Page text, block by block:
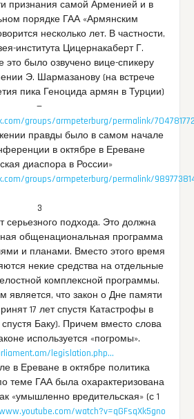
признания самой Арменией и в
порядке ГАА «Армянским
несколько лет. В частности,
института Цицернакаберт Г.
это было озвучено вице-спикеру
Э. Шармазанову (на встрече
пика Геноцида армян в Турции)
—
groups/armpeterburg/permalink/
правды было в самом начале
в октябре в Ереване
диаспора в России»
groups/armpeterburg/permalink/
3
серьезного подхода. Это должна
общенациональная программа
и планами. Вместо этого время
некие средства на отдельные
комплексной программы.
является, что закон о Дне памяти
17 лет спустя Катастрофы в
спустя Баку). Причем вместо слова
используется «погромы».
legislation.php…
в Ереване в октябре политика
теме ГАА была охарактеризована
«умышленно вредительская» (с 1
watch?v=qGFsqXk5gno